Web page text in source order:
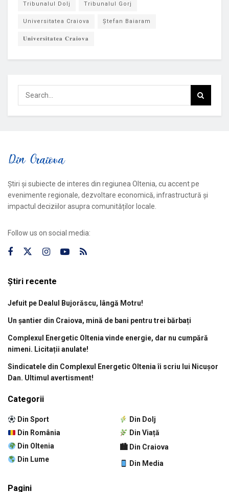
Tribunalul Dolj Tribunalul Gorj
Universitatea Craiova Ștefan Baiaram
𝐔𝐧𝐢𝐯𝐞𝐫𝐬𝐢𝐭𝐚𝐭𝐞𝐚 𝐂𝐫𝐚𝐢𝐨𝐯𝐚
Știri și subiecte de interes din regiunea Oltenia, cu accent pe
evenimente regionale, dezvoltare economică, infrastructură și
impactul deciziilor asupra comunităților locale.
Follow us on social media:
Știri recente
Jefuit pe Dealul Bujorăscu, lângă Motru!
Un șantier din Craiova, mină de bani pentru trei bărbați
Complexul Energetic Oltenia vinde energie, dar nu cumpără
nimeni. Licitații anulate!
Sindicatele din Complexul Energetic Oltenia îi scriu lui Nicușor
Dan. Ultimul avertisment!
Categorii
Din Sport
Din România
Din Oltenia
Din Lume
Din Dolj
Din Viață
🏙 Din Craiova
Din Media
Pagini